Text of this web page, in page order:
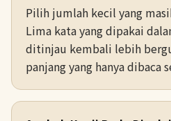
Pilih jumlah kecil yang
Lima kata yang dipakai
ditinjau kembali lebih
panjang yang hanya dibaca